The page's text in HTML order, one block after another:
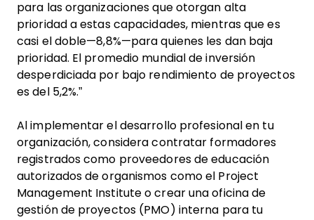
para las organizaciones que otorgan alta
prioridad a estas capacidades, mientras que es
casi el doble—8,8%—para quienes les dan baja
prioridad. El promedio mundial de inversión
desperdiciada por bajo rendimiento de proyectos
es del 5,2%.”
Al implementar el desarrollo profesional en tu
organización, considera contratar formadores
registrados como proveedores de educación
autorizados de organismos como el Project
Management Institute o crear una oficina de
gestión de proyectos (PMO) interna para tu